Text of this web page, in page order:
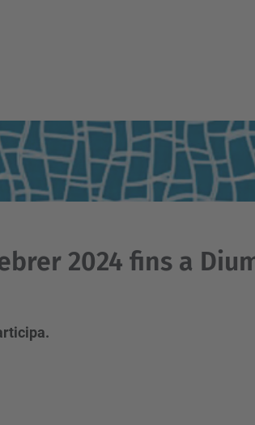
2024 fins a